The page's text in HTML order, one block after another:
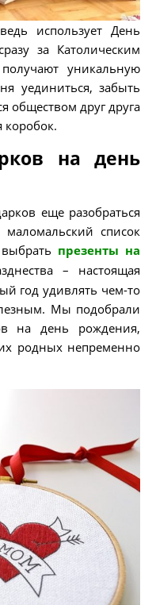
использует День
за Католическим
уникальную
уединиться, забыть
обществом друг друга
на день
еще разобраться
список
презенты на
– настоящая
год удивлять чем-то
Мы подобрали
на день рождения,
родных непременно